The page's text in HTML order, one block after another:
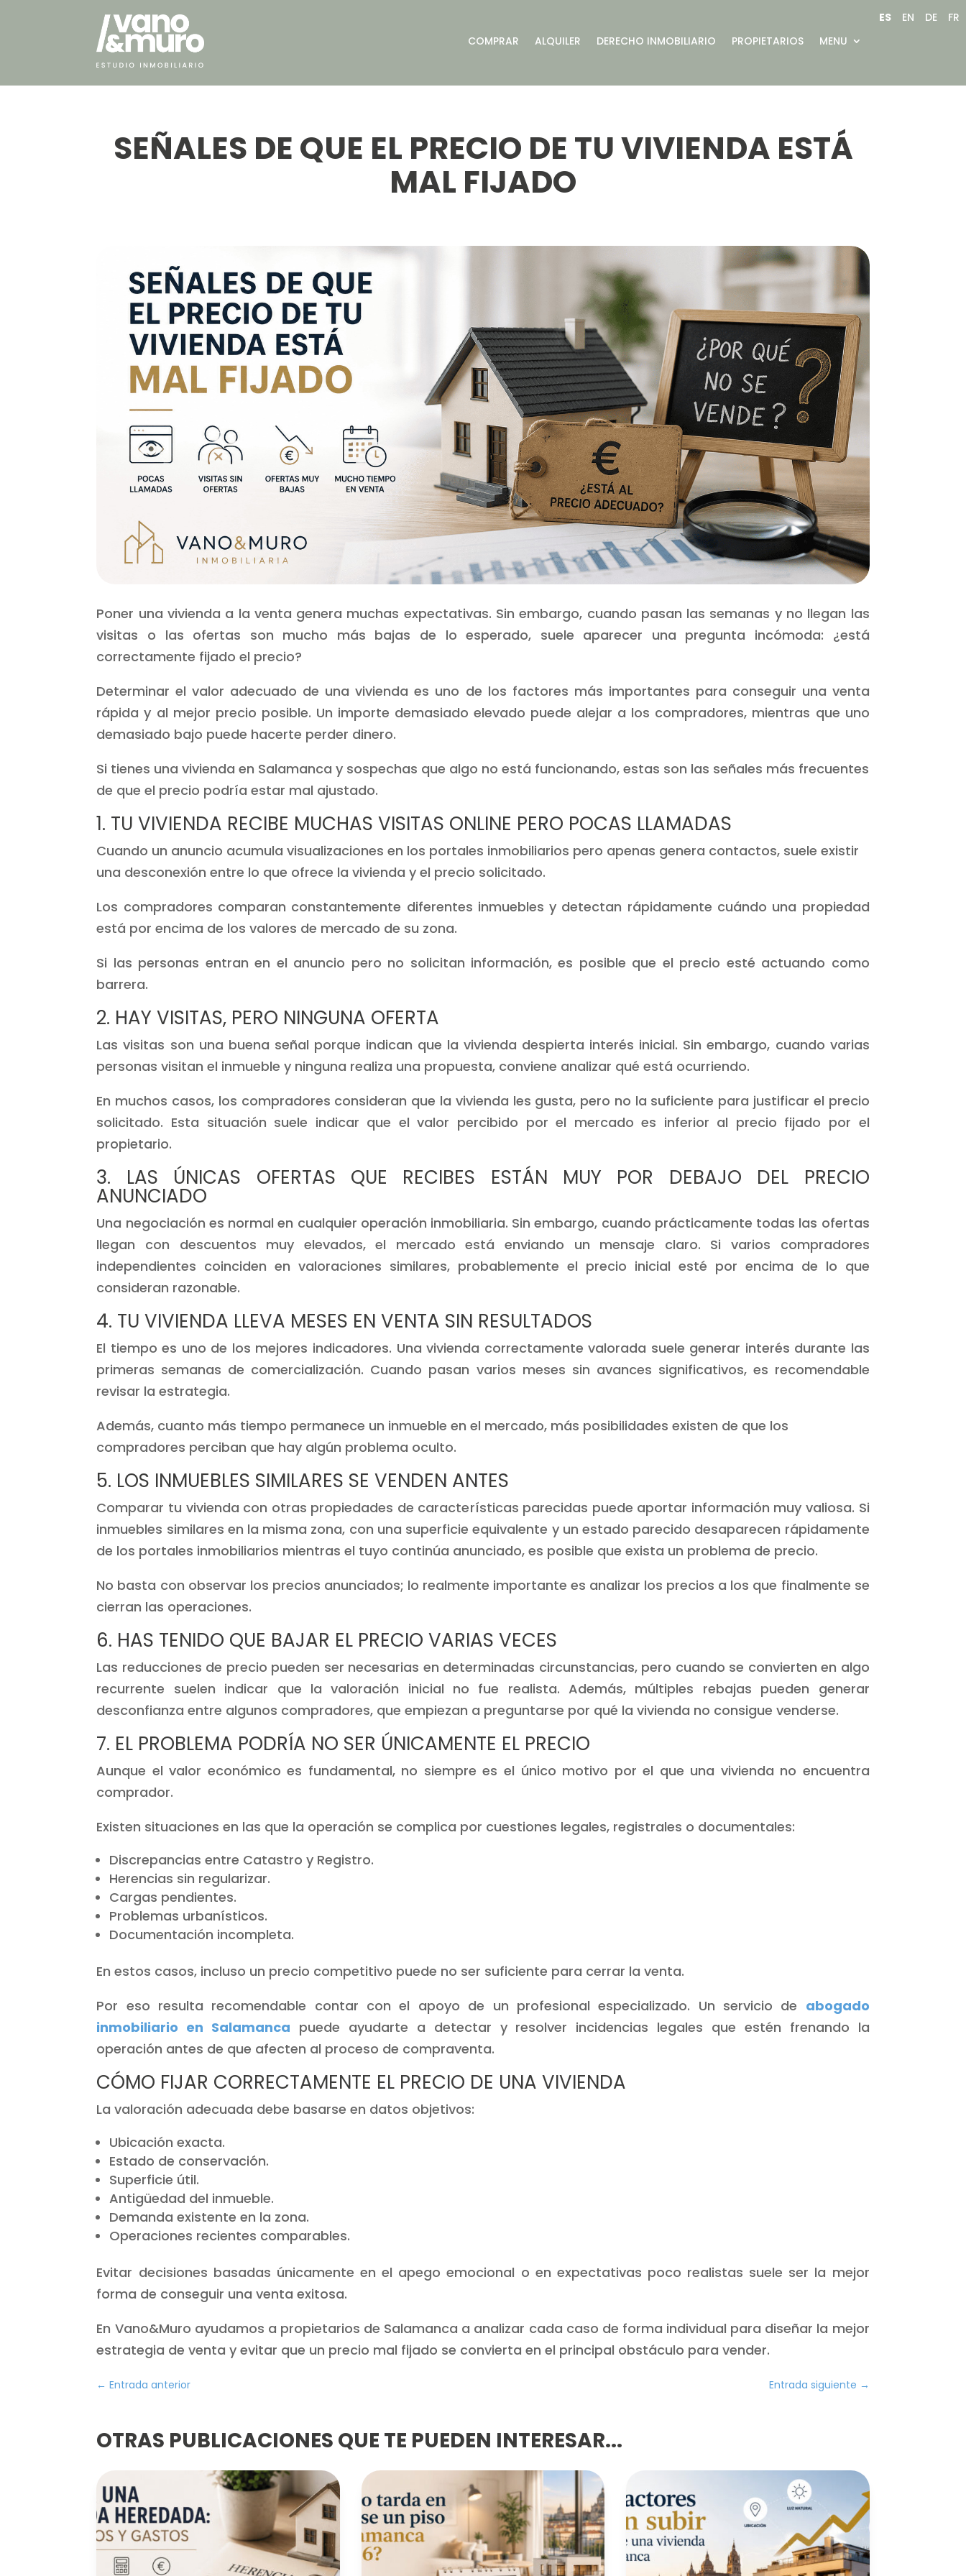
COMPRAR ALQUILER DERECHO INMOBILIARIO PROPIETARIOS MENU
ES EN DE FR
SEÑALES DE QUE EL PRECIO DE TU VIVIENDA ESTÁ
MAL FIJADO
Poner una vivienda a la venta genera muchas expectativas. Sin embargo, cuando pasan las semanas y no llegan las
visitas o las ofertas son mucho más bajas de lo esperado, suele aparecer una pregunta incómoda: ¿está
correctamente fijado el precio?
Determinar el valor adecuado de una vivienda es uno de los factores más importantes para conseguir una venta
rápida y al mejor precio posible. Un importe demasiado elevado puede alejar a los compradores, mientras que uno
demasiado bajo puede hacerte perder dinero.
Si tienes una vivienda en Salamanca y sospechas que algo no está funcionando, estas son las señales más frecuentes
de que el precio podría estar mal ajustado.
1. TU VIVIENDA RECIBE MUCHAS VISITAS ONLINE PERO POCAS LLAMADAS
Cuando un anuncio acumula visualizaciones en los portales inmobiliarios pero apenas genera contactos, suele existir
una desconexión entre lo que ofrece la vivienda y el precio solicitado.
Los compradores comparan constantemente diferentes inmuebles y detectan rápidamente cuándo una propiedad
está por encima de los valores de mercado de su zona.
Si las personas entran en el anuncio pero no solicitan información, es posible que el precio esté actuando como
barrera.
2. HAY VISITAS, PERO NINGUNA OFERTA
Las visitas son una buena señal porque indican que la vivienda despierta interés inicial. Sin embargo, cuando varias
personas visitan el inmueble y ninguna realiza una propuesta, conviene analizar qué está ocurriendo.
En muchos casos, los compradores consideran que la vivienda les gusta, pero no la suficiente para justificar el precio
solicitado. Esta situación suele indicar que el valor percibido por el mercado es inferior al precio fijado por el
propietario.
3. LAS ÚNICAS OFERTAS QUE RECIBES ESTÁN MUY POR DEBAJO DEL PRECIO
ANUNCIADO
Una negociación es normal en cualquier operación inmobiliaria. Sin embargo, cuando prácticamente todas las ofertas
llegan con descuentos muy elevados, el mercado está enviando un mensaje claro. Si varios compradores
independientes coinciden en valoraciones similares, probablemente el precio inicial esté por encima de lo que
consideran razonable.
4. TU VIVIENDA LLEVA MESES EN VENTA SIN RESULTADOS
El tiempo es uno de los mejores indicadores. Una vivienda correctamente valorada suele generar interés durante las
primeras semanas de comercialización. Cuando pasan varios meses sin avances significativos, es recomendable
revisar la estrategia.
Además, cuanto más tiempo permanece un inmueble en el mercado, más posibilidades existen de que los
compradores perciban que hay algún problema oculto.
5. LOS INMUEBLES SIMILARES SE VENDEN ANTES
Comparar tu vivienda con otras propiedades de características parecidas puede aportar información muy valiosa. Si
inmuebles similares en la misma zona, con una superficie equivalente y un estado parecido desaparecen rápidamente
de los portales inmobiliarios mientras el tuyo continúa anunciado, es posible que exista un problema de precio.
No basta con observar los precios anunciados; lo realmente importante es analizar los precios a los que finalmente se
cierran las operaciones.
6. HAS TENIDO QUE BAJAR EL PRECIO VARIAS VECES
Las reducciones de precio pueden ser necesarias en determinadas circunstancias, pero cuando se convierten en algo
recurrente suelen indicar que la valoración inicial no fue realista. Además, múltiples rebajas pueden generar
desconfianza entre algunos compradores, que empiezan a preguntarse por qué la vivienda no consigue venderse.
7. EL PROBLEMA PODRÍA NO SER ÚNICAMENTE EL PRECIO
Aunque el valor económico es fundamental, no siempre es el único motivo por el que una vivienda no encuentra
comprador.
Existen situaciones en las que la operación se complica por cuestiones legales, registrales o documentales:
Discrepancias entre Catastro y Registro.
Herencias sin regularizar.
Cargas pendientes.
Problemas urbanísticos.
Documentación incompleta.
En estos casos, incluso un precio competitivo puede no ser suficiente para cerrar la venta.
Por eso resulta recomendable contar con el apoyo de un profesional especializado. Un servicio de abogado
inmobiliario en Salamanca puede ayudarte a detectar y resolver incidencias legales que estén frenando la
operación antes de que afecten al proceso de compraventa.
CÓMO FIJAR CORRECTAMENTE EL PRECIO DE UNA VIVIENDA
La valoración adecuada debe basarse en datos objetivos:
Ubicación exacta.
Estado de conservación.
Superficie útil.
Antigüedad del inmueble.
Demanda existente en la zona.
Operaciones recientes comparables.
Evitar decisiones basadas únicamente en el apego emocional o en expectativas poco realistas suele ser la mejor
forma de conseguir una venta exitosa.
En Vano&Muro ayudamos a propietarios de Salamanca a analizar cada caso de forma individual para diseñar la mejor
estrategia de venta y evitar que un precio mal fijado se convierta en el principal obstáculo para vender.
←Entrada anterior Entrada siguiente →
OTRAS PUBLICACIONES QUE TE PUEDEN INTERESAR...